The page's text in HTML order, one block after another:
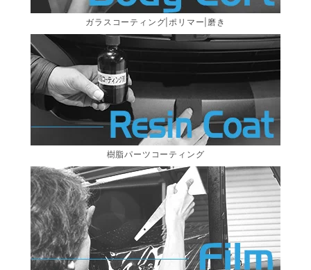
ガラスコーティング|ポリマー|磨き
樹脂パーツコーティング